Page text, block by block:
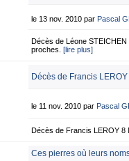
le 13 nov. 2010 par Pascal
Décès de Léone
proches. [lire plus]
Décès de Francis
le 11 nov. 2010 par Pascal
Décès de Francis LEROY 8
Ces pierres où leurs